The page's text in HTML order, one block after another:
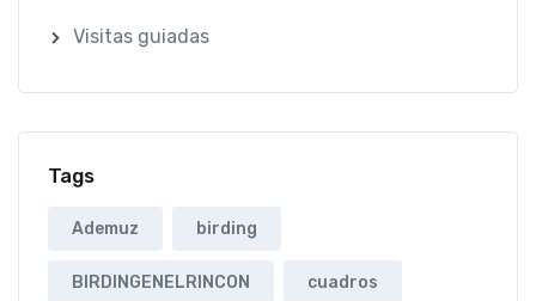
Visitas guiadas
Tags
Ademuz birding
BIRDINGENELRINCON cuadros